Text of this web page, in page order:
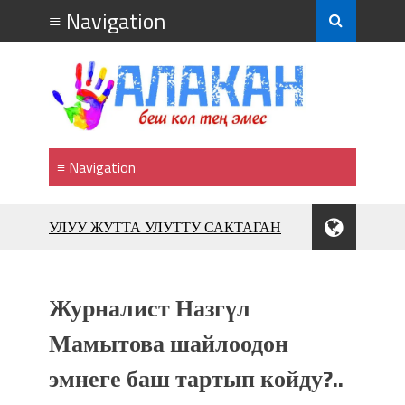
УЛУУ ЖУТТА УЛУТТУ САКТАГАН
фонтанов в Royal Central Park
Аида САЛЯНОВА: "Кыргыз шахмат
союзунун президенти болуп
шайланышым сыймык жана чоң
Журналист Назгүл
Мамытова шайлоодон
эмнеге баш тартып койду?..